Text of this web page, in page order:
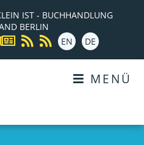
IST - BUCHHANDLUNG
BERLIN
EN
DE
MENÜ